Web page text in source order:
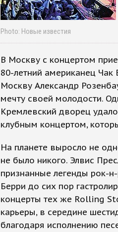
Photo: Новые известия
В Москву с концертом
80-летний американец Чак
Москву Александр
мечту своей молодости.
Кремлевский дворец
клубным концертом,
На планете выросло не
не было никого. Элвис
признанные легенды рок-
Берри до сих пор
концерты тех же Rolling
карьеры, в середине
благодаря исполнению